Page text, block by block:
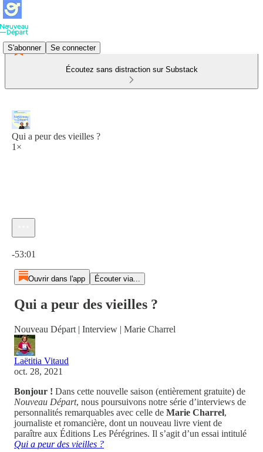
S'abonner Se connecter
Écoutez sans distraction sur Substack
Qui a peur des vieilles ?
1×
-53:01
Ouvrir dans l'app Écouter via...
Qui a peur des vieilles ?
Nouveau Départ | Interview | Marie Charrel
Laëtitia Vitaud
oct. 28, 2021
Bonjour ! Dans cette nouvelle saison (entièrement gratuite) de
Nouveau Départ, nous poursuivons notre série d’interviews de
personnalités remarquables avec celle de Marie Charrel,
journaliste et romancière, dont un nouveau livre vient de
paraître aux Éditions Les Pérégrines. Il s’agit d’un essai intitulé
Qui a peur des vieilles ?